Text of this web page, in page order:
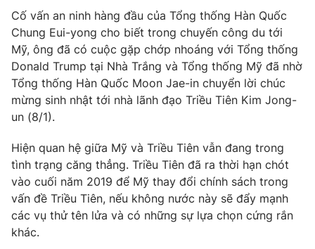
Thế giới đó đây
Câu chuyện quốc tế
Kinh tế
Tài chính
Thị trường
Góc doanh nghiệp
Dữ liệu và đời sống
Truyền hình
Phim VTV
Hậu trường
Nhân vật
Khán giả
Giải sao mai
Điện ảnh
Âm nhạc
Sao
Đời sống
Du lịch
Làm đẹp
Giáo dục
Tuyển sinh
Cố vấn an ninh hàng đầu của Tổng thống Hàn Quốc
Chung Eui-yong cho biết trong chuyến công du tới
Mỹ, ông đã có cuộc gặp chớp nhoáng với Tổng thống
Donald Trump tại Nhà Trắng và Tổng thống Mỹ đã nhờ
Tổng thống Hàn Quốc Moon Jae-in chuyển lời chúc
mừng sinh nhật tới nhà lãnh đạo Triều Tiên Kim Jong-
un (8/1).
Hiện quan hệ giữa Mỹ và Triều Tiên vẫn đang trong
tình trạng căng thẳng. Triều Tiên đã ra thời hạn chót
vào cuối năm 2019 để Mỹ thay đổi chính sách trong
vấn đề Triều Tiên, nếu không nước này sẽ đẩy mạnh
các vụ thử tên lửa và có những sự lựa chọn cứng rắn
khác.